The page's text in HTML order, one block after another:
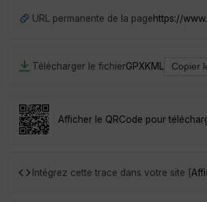
URL permanente de la pagehttps://
Télécharger le fichierGPXKML
Afficher le QRCode pour
Intégrez cette trace dans votre site [